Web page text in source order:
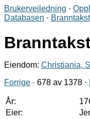
Brukerveiledning ·
Databasen ·
Eiendom: Christiania,
Forrige · 678 av 1378 ·
År:
Eier: